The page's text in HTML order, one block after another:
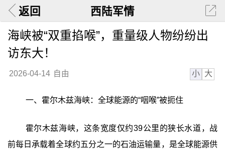
返回 西陆军情
海峡被“双重掐喉”，重量级人物纷纷出
访东大！
2026-04-14 自由 小 大
一、霍尔木兹海峡：全球能源的“咽喉”被扼住
霍尔木兹海峡，这条宽度仅约39公里的狭长水道，战
前每日承载着全球约五分之一的石油运输量，是全球能源供